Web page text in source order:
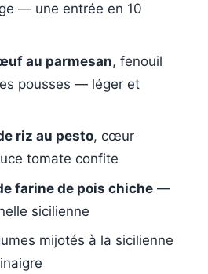
— une entrée en 10
au parmesan, fenouil
pousses — léger et
riz au pesto, cœur
tomate confite
farine de pois chiche —
sicilienne
mijotés à la sicilienne